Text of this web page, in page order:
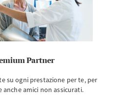
Partner
su ogni prestazione per te, per
anche amici non assicurati.